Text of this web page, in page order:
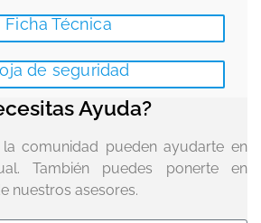
Ficha Técnica
de seguridad
Ayuda?
comunidad pueden ayudarte en
También puedes ponerte en
nuestros asesores.